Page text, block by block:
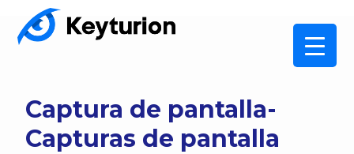
Captura de pantalla-
Capturas de pantalla